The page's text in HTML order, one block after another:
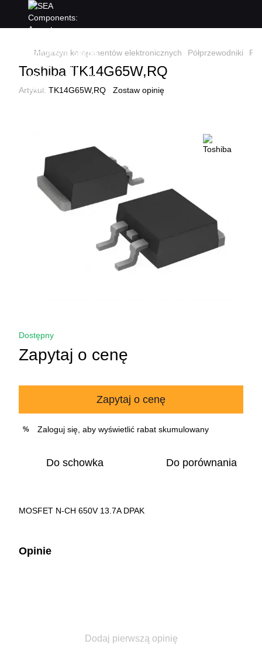
Magazyn komponentów elektronicznych Półprzewodniki
Toshiba TK14G65W,RQ
Artykuł: TK14G65W,RQ Zostaw opinię
Dostępny
Zapytaj o cenę
Zapytaj o cenę
% Zaloguj się , aby wyświetlić rabat skumulowany
Do schowka Do porównania
MOSFET N-CH 650V 13.7A DPAK
Opinie
Dodaj pierwszą opinię